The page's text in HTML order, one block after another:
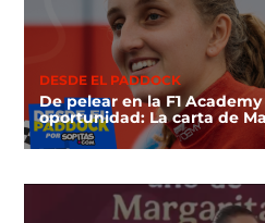
DESDE EL PADDOCK
De pelear en la F1
oportunidad: La carta de